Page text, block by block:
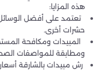
هذه المزايا:
تعتمد على أفضل
حشرات أخرى.
المبيدات ومكافحة
ومطابقة للمواصفات
رش مبيدات بالشارقة